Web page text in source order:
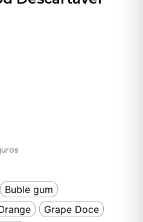
Buble gum
Grape Doce